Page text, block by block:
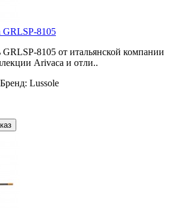
GRLSP-8105
8105 от итальянской компании
Arivaca и отли..
Бренд: Lussole